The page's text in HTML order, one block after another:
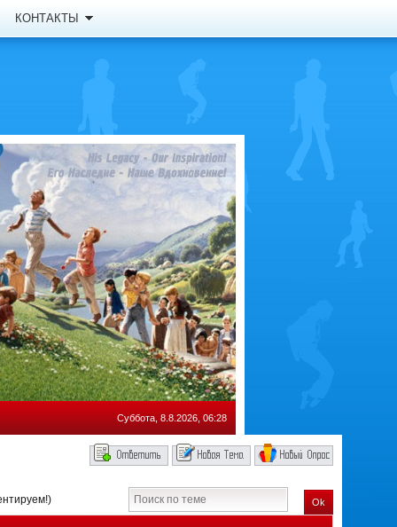
КОНТАКТЫ
Суббота, 8.8.2026, 06:28
Ok